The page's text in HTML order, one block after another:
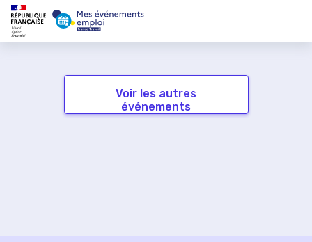
Voir les autres
événements